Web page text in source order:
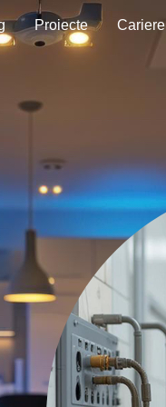
Proiecte
Cariere